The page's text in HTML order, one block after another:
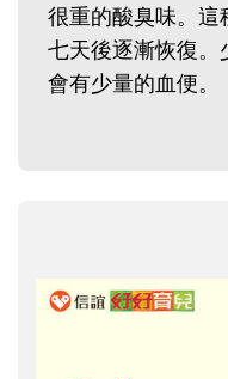
很重的酸臭味。這
七天後逐漸恢復
會有少量的血便。